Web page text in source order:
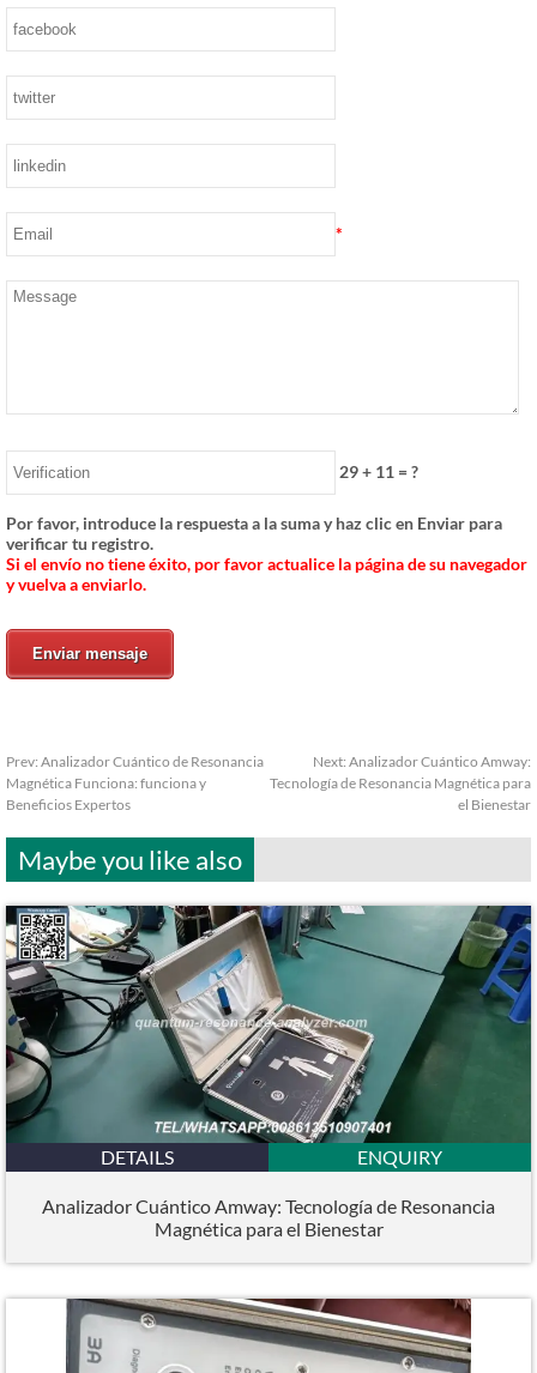
*
29+ 11 = ?
Por favor, introduce la respuesta a la suma y haz clic en Enviar para
verificar tu registro.
Si el envío no tiene éxito, por favor actualice la página de su navegador
y vuelva a enviarlo.
Enviar mensaje
Prev: Analizador Cuántico de Resonancia
Magnética Funciona: funciona y
Beneficios Expertos
Next: Analizador Cuántico Amway:
Tecnología de Resonancia Magnética para
el Bienestar
Maybe you like also
DETAILS ENQUIRY
Analizador Cuántico Amway: Tecnología de Resonancia
Magnética para el Bienestar